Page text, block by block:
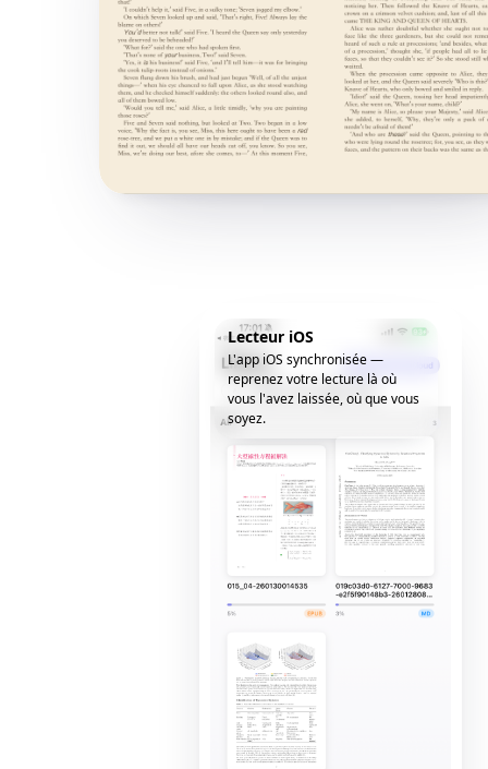
Lecteur iOS
L'app iOS synchronisée —
reprenez votre lecture là où
vous l'avez laissée, où que vous
soyez.